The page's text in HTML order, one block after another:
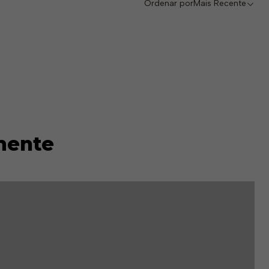
Ordenar porMais Recente